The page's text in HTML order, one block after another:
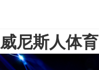
威尼斯人体育